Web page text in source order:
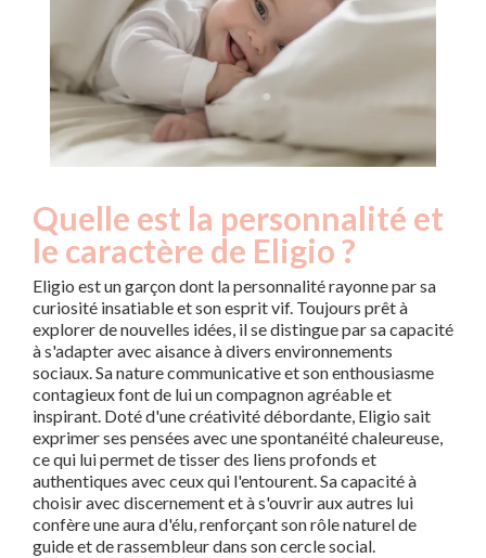
Quelle est la personnalité et
le caractère de Eligio ?
Eligio est un garçon dont la personnalité rayonne par sa
curiosité insatiable et son esprit vif. Toujours prêt à
explorer de nouvelles idées, il se distingue par sa capacité
à s'adapter avec aisance à divers environnements
sociaux. Sa nature communicative et son enthousiasme
contagieux font de lui un compagnon agréable et
inspirant. Doté d'une créativité débordante, Eligio sait
exprimer ses pensées avec une spontanéité chaleureuse,
ce qui lui permet de tisser des liens profonds et
authentiques avec ceux qui l'entourent. Sa capacité à
choisir avec discernement et à s'ouvrir aux autres lui
confère une aura d'élu, renforçant son rôle naturel de
guide et de rassembleur dans son cercle social.